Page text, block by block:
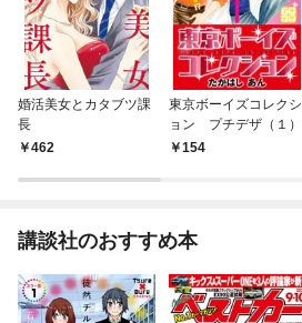
婚活美女とカタブツ課
長
462
東京ボーイズコレクシ
ョン プチデザ（１）
154
講談社のおすすめ本